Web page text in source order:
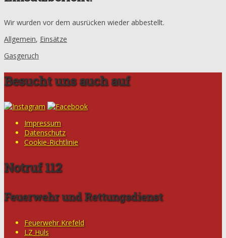
Wir wurden vor dem ausrücken wieder abbestellt.
Allgemein, Einsätze
Gasgeruch
Besucht uns auch auf
Impressum
Datenschutz
Cookie-Richtlinie
Notruf 112
Feuerwehr und Rettungsdienst
Feuerwehr Krefeld
LZ Hüls